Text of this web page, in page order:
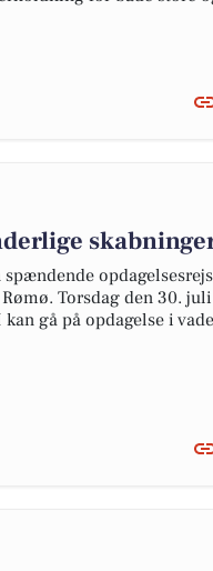
Torsdag den 30.
gå på opdagelse i